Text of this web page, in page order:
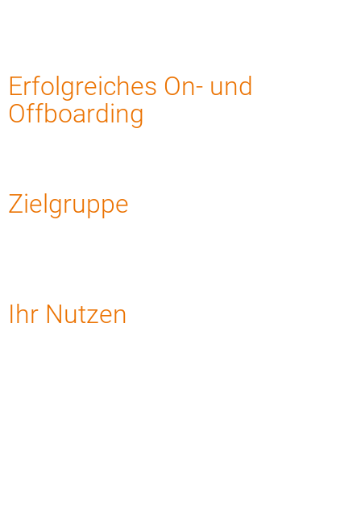
Zielgruppe
Ihr Nutzen
Erfolgreiches On- und
Offboarding